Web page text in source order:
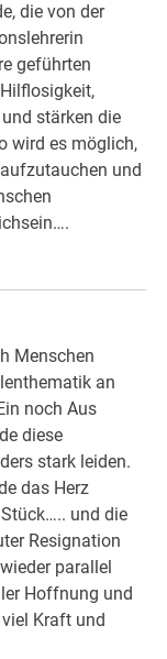
die von der
geführten
stärken die
wird es möglich,
und
Menschen
an
noch Aus
diese
stark leiden.
das Herz
und die
Resignation
parallel
Hoffnung und
Kraft und